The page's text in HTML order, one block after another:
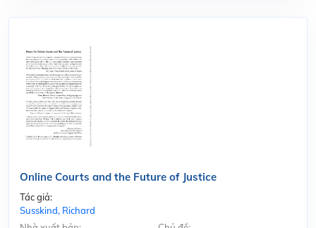
Online Courts and the Future of Justice
Tác giả:
Susskind, Richard